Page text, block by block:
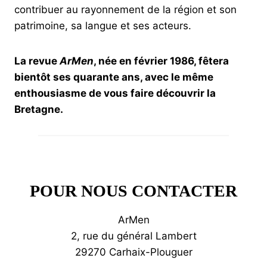
contribuer au rayonnement de la région et son
patrimoine, sa langue et ses acteurs.
La revue ArMen, née en février 1986, fêtera
bientôt ses quarante ans, avec le même
enthousiasme de vous faire découvrir la
Bretagne.
POUR NOUS CONTACTER
ArMen
2, rue du général Lambert
29270 Carhaix-Plouguer